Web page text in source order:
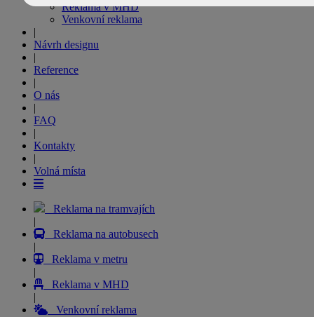
Reklama v MHD
Venkovní reklama
|
Návrh designu
|
Reference
|
O nás
|
FAQ
|
Kontakty
|
Volná místa
Reklama na tramvajích
|
Reklama na autobusech
|
Reklama v metru
|
Reklama v MHD
|
Venkovní reklama